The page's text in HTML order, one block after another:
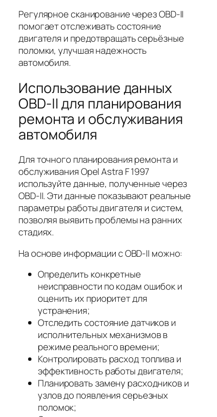
Регулярное сканирование через OBD-II
помогает отслеживать состояние
двигателя и предотвращать серьёзные
поломки, улучшая надежность
автомобиля.
Использование данных
OBD-II для планирования
ремонта и обслуживания
автомобиля
Для точного планирования ремонта и
обслуживания Opel Astra F 1997
используйте данные, полученные через
OBD-II. Эти данные показывают реальные
параметры работы двигателя и систем,
позволяя выявить проблемы на ранних
стадиях.
На основе информации с OBD-II можно:
Определить конкретные
неисправности по кодам ошибок и
оценить их приоритет для
устранения;
Отследить состояние датчиков и
исполнительных механизмов в
режиме реального времени;
Контролировать расход топлива и
эффективность работы двигателя;
Планировать замену расходников и
узлов до появления серьезных
поломок;